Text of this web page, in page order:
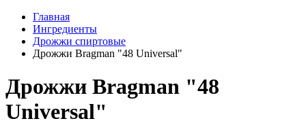
Главная
Ингредиенты
Дрожжи спиртовые
Дрожжи Bragman "48 Universal"
Дрожжи Bragman "48
Universal"